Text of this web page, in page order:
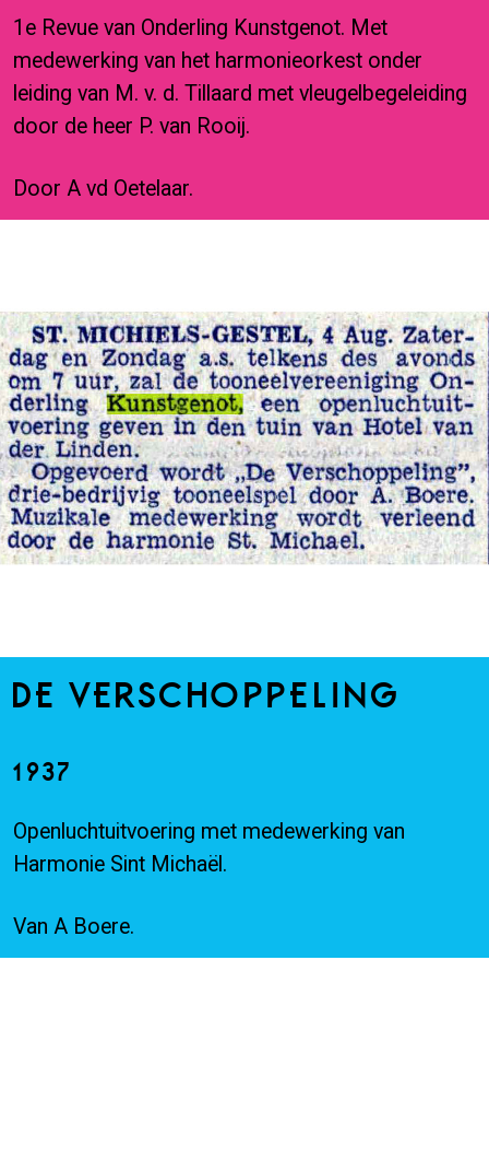
1e Revue van Onderling Kunstgenot. Met
medewerking van het harmonieorkest onder
leiding van M. v. d. Tillaard met vleugelbegeleiding
door de heer P. van Rooij.
Door A vd Oetelaar.
DE VERSCHOPPELING
1937
Openluchtuitvoering met medewerking van
Harmonie Sint Michaël.
Van A Boere.